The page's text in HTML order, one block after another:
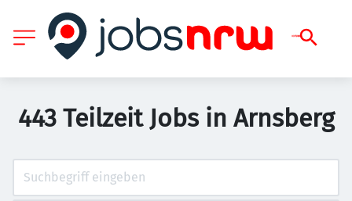
443 Teilzeit Jobs in Arnsberg